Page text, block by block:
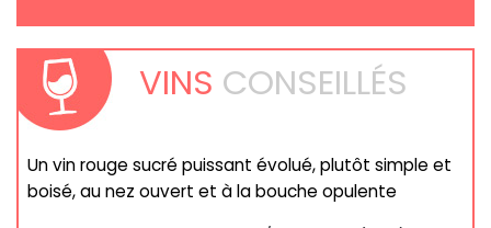
VINS CONSEILLÉS
Un vin rouge sucré puissant évolué, plutôt simple et
boisé, au nez ouvert et à la bouche opulente